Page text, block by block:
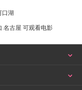
口湖
名古屋 可观看电影